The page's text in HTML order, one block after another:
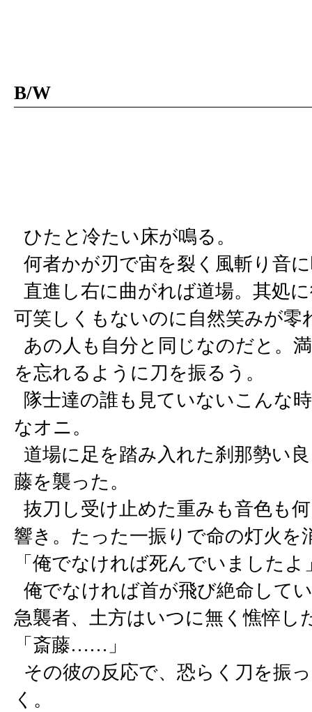
B/W
ひたと冷たい床が鳴る。
何者かが刃で宙を裂く風斬り音
直進し右に曲がれば道場。其処
可笑しくもないのに自然笑みが零
あの人も自分と同じなのだと。
を忘れるように刀を振るう。
隊士達の誰も見ていないこんな
なオニ。
道場に足を踏み入れた刹那勢い
藤を襲った。
抜刀し受け止めた重みも音色も
響き。たった一振りで命の灯火を
「俺でなければ死んでいましたよ
俺でなければ首が飛び絶命して
急襲者、土方はいつに無く憔悴し
「斎藤……」
その彼の反応で、恐らく刀を振
く。